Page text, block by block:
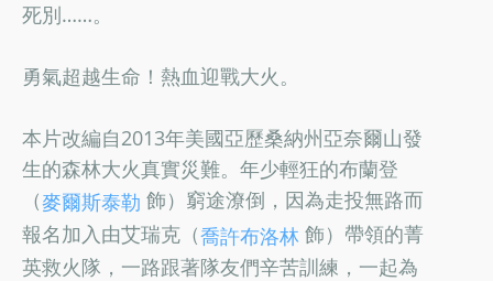
死別……。
勇氣超越生命！熱血迎戰大火。
本片改編自2013年美國亞歷桑納州亞奈爾山發
生的森林大火真實災難。年少輕狂的布蘭登
（麥爾斯泰勒 飾）窮途潦倒，因為走投無路而
報名加入由艾瑞克（喬許布洛林 飾）帶領的菁
英救火隊，一路跟著隊友們辛苦訓練，一起為